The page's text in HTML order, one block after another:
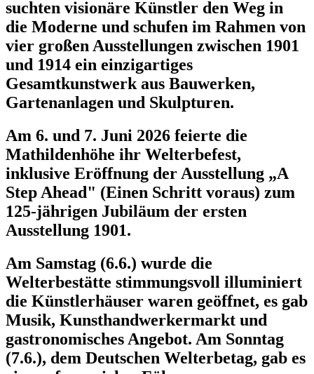
suchten visionäre Künstler den Weg in
die Moderne und schufen im Rahmen von
vier großen Ausstellungen zwischen 1901
und 1914 ein einzigartiges
Gesamtkunstwerk aus Bauwerken,
Gartenanlagen und Skulpturen.
Am 6. und 7. Juni 2026 feierte die
Mathildenhöhe ihr Welterbefest,
inklusive Eröffnung der Ausstellung „A
Step Ahead" (Einen Schritt voraus) zum
125-jährigen Jubiläum der ersten
Ausstellung 1901.
Am Samstag (6.6.) wurde die
Welterbestätte stimmungsvoll illuminiert
die Künstlerhäuser waren geöffnet, es gab
Musik, Kunsthandwerkermarkt und
gastronomisches Angebot. Am Sonntag
(7.6.), dem Deutschen Welterbetag, gab es